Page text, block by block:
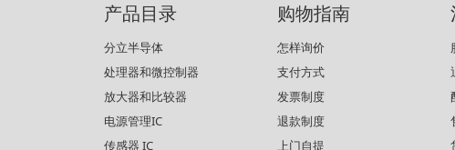
产品目录
分立半导体
处理器和微控制器
放大器和比较器
电源管理IC
传感器 IC
购物指南
怎样询价
支付方式
发票制度
退款制度
上门自提